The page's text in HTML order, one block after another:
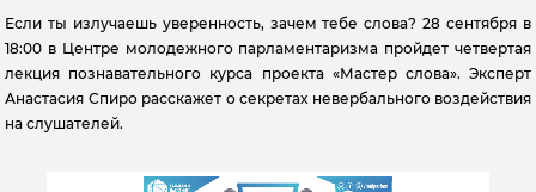
Если ты излучаешь уверенность, зачем тебе слова? 28 сентября в
18:00 в Центре молодежного парламентаризма пройдет четвертая
лекция познавательного курса проекта «Мастер слова». Эксперт
Анастасия Спиро расскажет о секретах невербального воздействия
на слушателей.